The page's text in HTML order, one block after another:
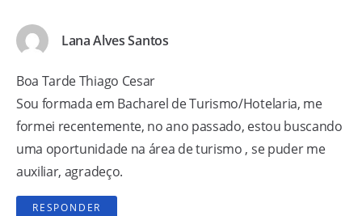
Lana Alves Santos
Boa Tarde Thiago Cesar
Sou formada em Bacharel de Turismo/Hotelaria, me
formei recentemente, no ano passado, estou buscando
uma oportunidade na área de turismo , se puder me
auxiliar, agradeço.
RESPONDER